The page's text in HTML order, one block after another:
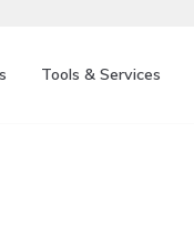
Tools & Services